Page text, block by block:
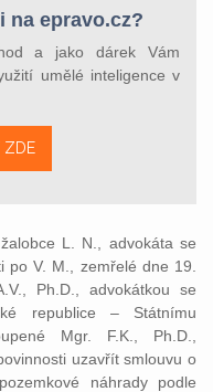
na epravo.cz?
a jako dárek Vám
umělé inteligence v
ZDE
L. N., advokáta se
po V. M., zemřelé dne 19.
Ph.D., advokátkou se
republice – Státnímu
Mgr. F.K., Ph.D.,
uzavřít smlouvu o
náhrady podle